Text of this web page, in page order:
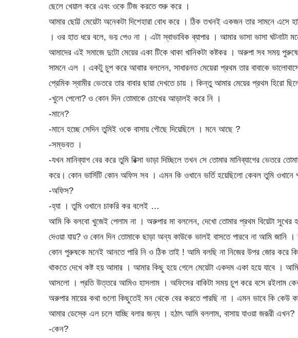
ছেলে খেয়াল করে এবং ওকে টিজ করতে শুরু করে ।
আমার ছোট্ট মেয়েটা অনেকটা দিশেহারা বোধ করে । ঠিক তখনই একজন তার সামনে এসে
। ওর হাত ধরে বলে, ভয় পেও না । এটা স্বাভাবিক ব্যাপার । আমার ভাসা ভাসা
আমাদের এই সমাজে দুটো মেয়ের একা টিকে থাকা খানিকটা কষ্টকর । অরুপা সব সময়
সামনে এল । একটু চুপ করে আবাার বললেন, সাধারনত মেয়েরা প্রথম তার বাবাকে
প্রেমিক স্বামীর ভেতরে তার বাবার ছায়া দেখতে চায় । কিন্তু আমার মেয়ের প্রথম
-খুলে পেলো? ও কোন দিন তোমাকে চোখের আড়ালই করে নি ।
-মানে?
-মানে হচ্ছে সেদিন তুমিই ওকে বাসায় পৌছে দিয়েছিলে । মনে আছে ?
-সম্ভবত ।
-যখন মানিব্যাগ বের করে তুমি রিক্সা ভাড়া দিচ্ছিলে তখন সে তোমার মানিব্যাগের ভেতরে
করে। কোন ভার্সিটি কোন অফিস সব । এমন কি ওখানে ভর্তি হয়েছিলো কেবল তুমি ওখানে
-অফিস?
-হ্যা । তুমি ওখানে চাকরি কর বলেই …
আমি কি বলবো খুজেই পেলাম না । অরুপার মা বললেন, দেখো তোমার প্রথম বিয়েটা
দেওয়া যায়? ও কোন দিন তোমাকে ছাড়া অন্য কাউকে ভালই বাসতে পারবে না আমি
কোন পুরুষকে মনেই আনতে পারি নি ও ঠিক তাই ! আমি বলছি না নিজের উপর জোর করে
থাকতে দেখে কষ্ট হয় আমার । আমার কিছু হয়ে গেলে মেয়েটা একদম একা হয়ে যাবে ।
আসলো । প্রতি উত্তরে আমিও হাসলাম । অফিসের বাকিটা সময় চুপ করে বসে রইলাম
অরুপার মায়ের কথা গুলো কিছুতেই মন থেকে বের করতে পারছি না । এমন ভাবে কি কেউ
আমার ডেস্কে এল চলে যাচ্ছি বলার জন্য । হঠাৎ আমি বললাম, বাসায় যাওয়া জরূরী এখন?
-কেন?